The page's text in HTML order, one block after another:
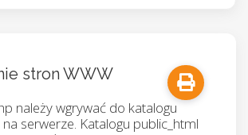
stron WWW
należy wgrywać do katalogu
serwerze. Katalogu public_html